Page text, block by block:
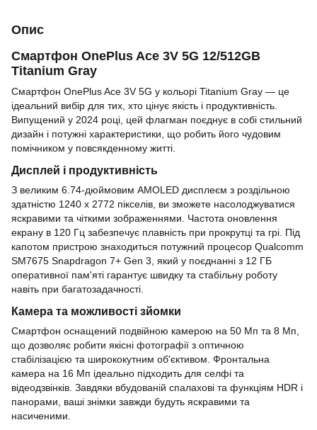
Опис
Смартфон OnePlus Ace 3V 5G 12/512GB
Titanium Gray
Смартфон OnePlus Ace 3V 5G у кольорі Titanium Gray — це
ідеальний вибір для тих, хто цінує якість і продуктивність.
Випущений у 2024 році, цей флагман поєднує в собі стильний
дизайн і потужні характеристики, що робить його чудовим
помічником у повсякденному житті.
Дисплей і продуктивність
З великим 6.74-дюймовим AMOLED дисплеєм з роздільною
здатністю 1240 x 2772 пікселів, ви зможете насолоджуватися
яскравими та чіткими зображеннями. Частота оновлення
екрану в 120 Гц забезпечує плавність при прокрутці та грі. Під
капотом пристрою знаходиться потужний процесор Qualcomm
SM7675 Snapdragon 7+ Gen 3, який у поєднанні з 12 ГБ
оперативної пам'яті гарантує швидку та стабільну роботу
навіть при багатозадачності.
Камера та можливості зйомки
Смартфон оснащений подвійною камерою на 50 Мп та 8 Мп,
що дозволяє робити якісні фотографії з оптичною
стабілізацією та ширококутним об'єктивом. Фронтальна
камера на 16 Мп ідеально підходить для селфі та
відеодзвінків. Завдяки вбудованій спалахові та функціям HDR і
панорами, ваші знімки завжди будуть яскравими та
насиченими.